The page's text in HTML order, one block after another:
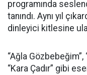
programında
tanındı. Aynı yıl
dinleyici kitlesine
“Ağla Gözbebeğim”,
“Kara Çadır” gibi